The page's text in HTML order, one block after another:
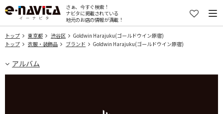
さぁ、今すぐ検索！
ナビタに掲載されている
地元のお店の情報が満載！
トップ 東京都 渋谷区
Goldwin Harajuku(ゴールドウイン原宿)
トップ
衣服・装飾品 ブランド Goldwin Harajuku(ゴールドウイン原宿)
アルバム